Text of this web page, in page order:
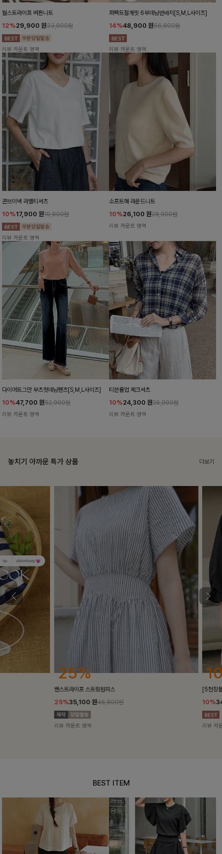
월스트라이프 버튼니트
12%29,900 원33,900원
리뷰 카운트 영역
퍼펙트절개핏 6부데님반바지[S,M,L사이즈]
14%48,900 원56,800원
리뷰 카운트 영역
콘브이넥 라벨티셔츠
10%17,900 원19,800원
리뷰 카운트 영역
소프트해 라운드니트
10%26,100 원28,900원
리뷰 카운트 영역
다이어트그만 부츠컷데님팬츠[S,M,L사이즈]
10%47,700 원52,900원
리뷰 카운트 영역
티븐롤업 체크셔츠
10%24,300 원26,900원
리뷰 카운트 영역
놓치기 아까운 특가 상품 더보기
25%
밴스트라이프 스트링원피스
35,100원46,800원
리뷰 카운트 영역
10%
[5천장돌파/
리뷰 카운트 영
BEST ITEM